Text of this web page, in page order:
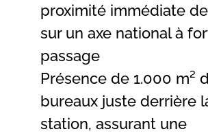
proximité immédiate
sur un axe national à
passage
Présence de 1.000 m²
bureaux juste derrière
station, assurant une